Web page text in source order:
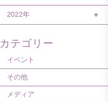
5月
3月
1月
10月
6月
5月
11月
7月
6月
12月
9月
2022年 +
10月
カテゴリー
イベント
その他
メディア